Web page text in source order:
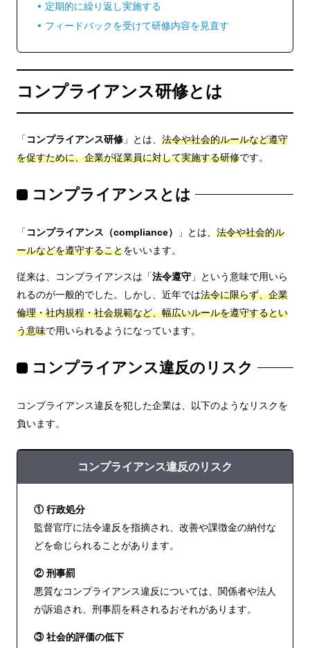
定期的に繰り返し実施する
フィードバックを受けて研修内容を見直す
コンプライアンス研修とは
「 コンプライアンス研修 」とは、 法令や社会的ルールなど遵守
を促すために、企業が従業員に対して実施する研修です。
コンプライアンスとは
「 コンプライアンス（compliance） 」とは、 法令や社会的ル
ールなどを遵守することをいいます。
従来は、コンプライアンスは「法令遵守 」という意味で用いら
れるのが一般的でした。しかし、近年では法令に限らず、企業
倫理・社内規程・社会規範など、幅広いルールを遵守するとい
う意味で用いられるようになっています。
コンプライアンス違反のリスク
コンプライアンス違反を犯した企業は、以下のようなリスクを
負います。
コンプライアンス違反のリスク
① 行政処分
監督官庁に法令違反を指摘され、改善や課徴金の納付な
どを命じられることがあります。
② 刑事罰
悪質なコンプライアンス違反については、関係者や法人
が訴追され、刑事罰を科されるおそれがあります。
③ 社会的評価の低下